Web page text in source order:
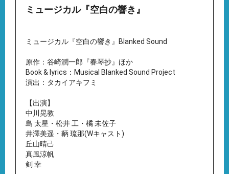
ミュージカル『空白の響き』
ミュージカル『空白の響き』Blanked Sound
原作：谷崎潤一郎『春琴抄』ほか
Book & lyrics：Musical Blanked Sound Project
演出：タカイアキフミ
【出演】
中川晃教
島 太星・松井 工・橘 未佐子
井澤美遥・鞆 琉那(Wキャスト)
丘山晴己
真風涼帆
剣 幸